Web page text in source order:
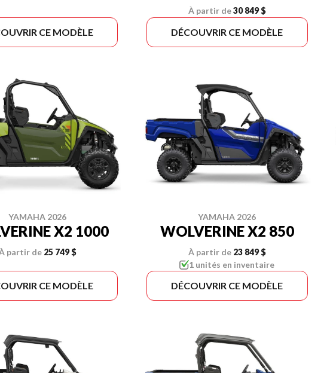
CE MODÈLE
À partir de30 849 $
DÉCOUVRIR CE MODÈLE
YAMAHA 2026
X2 1000
partir de 25 749 $
CE MODÈLE
YAMAHA 2026
WOLVERINE X2 850
À partir de 23 849 $
1 unités en inventaire
DÉCOUVRIR CE MODÈLE